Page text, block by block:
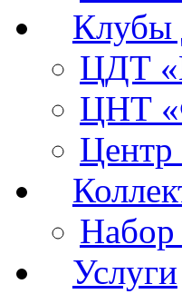
Клубы
ЦДТ
ЦНТ
Центр
Набор
Услуги